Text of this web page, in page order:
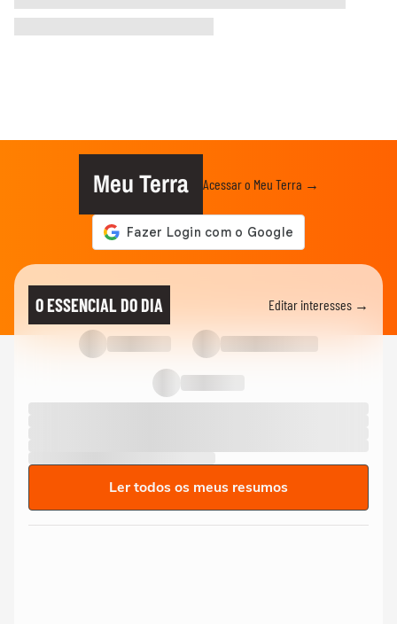
Meu Terra Acessar o Meu Terra →
O ESSENCIAL DO DIA Editar interesses →
Ler todos os meus resumos